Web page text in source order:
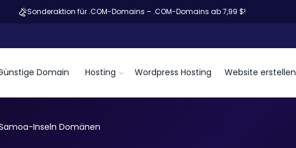
Sonderaktion für .COM-Domains – .COM-Domains ab 7,99 $!
Domain Hosting Wordpress Hosting Website erstellen
Inseln Domänen